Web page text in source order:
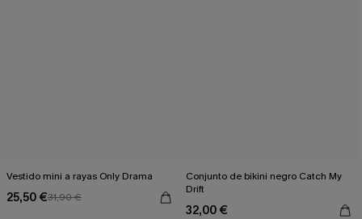
Vestido mini a rayas Only Drama
25,50 €31,90 €
Conjunto de bikini negro Catch My
Drift
32,00 €